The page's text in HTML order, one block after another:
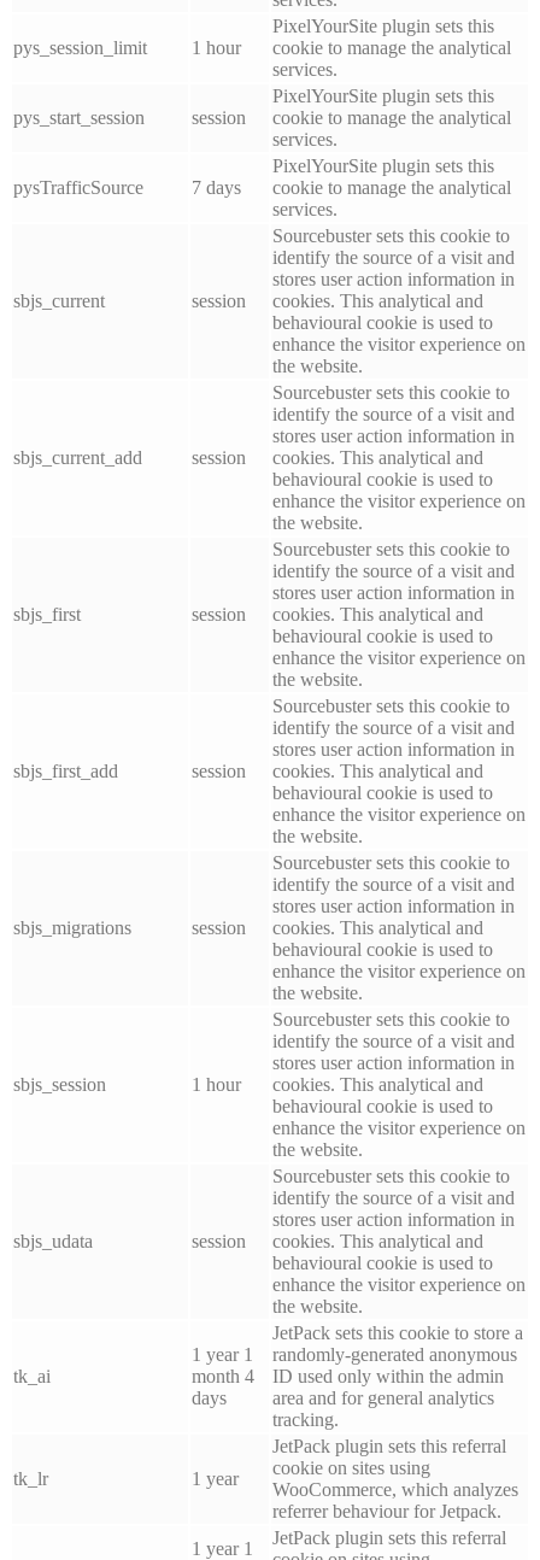
pys_session_limit 1 hour
PixelYourSite plugin sets this
cookie to manage the analytical
services.
pys_start_session session
PixelYourSite plugin sets this
cookie to manage the analytical
services.
pysTrafficSource 7 days
PixelYourSite plugin sets this
cookie to manage the analytical
services.
sbjs_current session
Sourcebuster sets this cookie to
identify the source of a visit and
stores user action information in
cookies. This analytical and
behavioural cookie is used to
enhance the visitor experience on
the website.
sbjs_current_add session
Sourcebuster sets this cookie to
identify the source of a visit and
stores user action information in
cookies. This analytical and
behavioural cookie is used to
enhance the visitor experience on
the website.
sbjs_first session
Sourcebuster sets this cookie to
identify the source of a visit and
stores user action information in
cookies. This analytical and
behavioural cookie is used to
enhance the visitor experience on
the website.
sbjs_first_add session
Sourcebuster sets this cookie to
identify the source of a visit and
stores user action information in
cookies. This analytical and
behavioural cookie is used to
enhance the visitor experience on
the website.
sbjs_migrations session
Sourcebuster sets this cookie to
identify the source of a visit and
stores user action information in
cookies. This analytical and
behavioural cookie is used to
enhance the visitor experience on
the website.
sbjs_session 1 hour
Sourcebuster sets this cookie to
identify the source of a visit and
stores user action information in
cookies. This analytical and
behavioural cookie is used to
enhance the visitor experience on
the website.
sbjs_udata session
Sourcebuster sets this cookie to
identify the source of a visit and
stores user action information in
cookies. This analytical and
behavioural cookie is used to
enhance the visitor experience on
the website.
tk_ai
1 year 1
month 4
days
JetPack sets this cookie to store a
randomly-generated anonymous
ID used only within the admin
area and for general analytics
tracking.
tk_lr 1 year
JetPack plugin sets this referral
cookie on sites using
WooCommerce, which analyzes
referrer behaviour for Jetpack.
1 year 1
JetPack plugin sets this referral